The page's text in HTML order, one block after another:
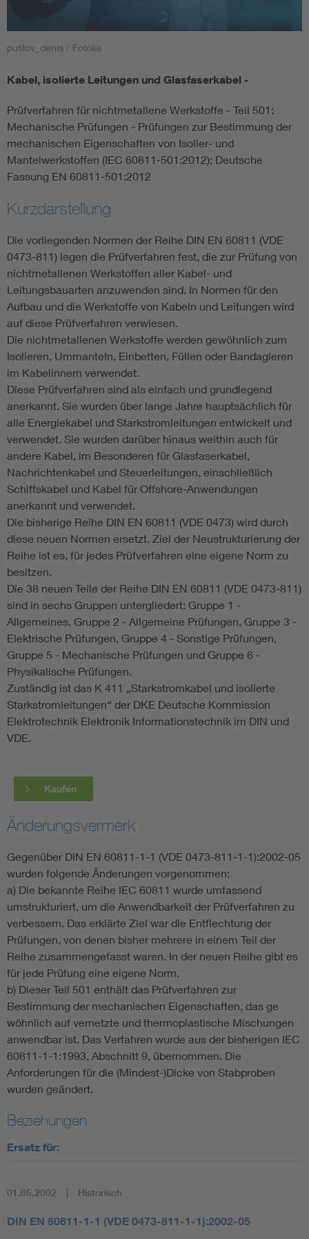
Smart Cities
Circular Economy für mehr Ressourceneffizienz
Cybersecurity in der Industrieautomatisierung
DIN VDE 0100 für sichere Elektroinstallationen
Elektrofachkraft (EFK)
putilov_denis / Fotolia
Kabel, isolierte Leitungen und Glasfaserkabel -
Prüfverfahren für nichtmetallene Werkstoffe - Teil 501:
Mechanische Prüfungen - Prüfungen zur Bestimmung der
mechanischen Eigenschaften von Isolier- und
Mantelwerkstoffen (IEC 60811-501:2012); Deutsche
Fassung EN 60811-501:2012
Kurzdarstellung
Die vorliegenden Normen der Reihe DIN EN 60811 (VDE
0473-811) legen die Prüfverfahren fest, die zur Prüfung von
nichtmetallenen Werkstoffen aller Kabel- und
Leitungsbauarten anzuwenden sind. In Normen für den
Aufbau und die Werkstoffe von Kabeln und Leitungen wird
auf diese Prüfverfahren verwiesen.
Die nichtmetallenen Werkstoffe werden gewöhnlich zum
Isolieren, Ummanteln, Einbetten, Füllen oder Bandagieren
im Kabelinnern verwendet.
Diese Prüfverfahren sind als einfach und grundlegend
anerkannt. Sie wurden über lange Jahre hauptsächlich für
alle Energiekabel und Starkstromleitungen entwickelt und
verwendet. Sie wurden darüber hinaus weithin auch für
andere Kabel, im Besonderen für Glasfaserkabel,
Nachrichtenkabel und Steuerleitungen, einschließlich
Schiffskabel und Kabel für Offshore-Anwendungen
anerkannt und verwendet.
Die bisherige Reihe DIN EN 60811 (VDE 0473) wird durch
diese neuen Normen ersetzt. Ziel der Neustrukturierung der
Reihe ist es, für jedes Prüfverfahren eine eigene Norm zu
besitzen.
Die 38 neuen Teile der Reihe DIN EN 60811 (VDE 0473-811)
sind in sechs Gruppen untergliedert: Gruppe 1 -
Allgemeines, Gruppe 2 - Allgemeine Prüfungen, Gruppe 3 -
Elektrische Prüfungen, Gruppe 4 - Sonstige Prüfungen,
Gruppe 5 - Mechanische Prüfungen und Gruppe 6 -
Physikalische Prüfungen.
Zuständig ist das K 411 „Starkstromkabel und isolierte
Starkstromleitungen“ der DKE Deutsche Kommission
Elektrotechnik Elektronik Informationstechnik im DIN und
VDE.
Kaufen
Änderungsvermerk
Gegenüber DIN EN 60811-1-1 (VDE 0473-811-1-1):2002-05
wurden folgende Änderungen vorgenommen:
a) Die bekannte Reihe IEC 60811 wurde umfassend
umstrukturiert, um die Anwendbarkeit der Prüfverfahren zu
verbessern. Das erklärte Ziel war die Entflechtung der
Prüfungen, von denen bisher mehrere in einem Teil der
Reihe zusammengefasst waren. In der neuen Reihe gibt es
für jede Prüfung eine eigene Norm.
b) Dieser Teil 501 enthält das Prüfverfahren zur
Bestimmung der mechanischen Eigenschaften, das ge
wöhnlich auf vernetzte und thermoplastische Mischungen
anwendbar ist. Das Verfahren wurde aus der bisherigen IEC
60811-1-1:1993, Abschnitt 9, übernommen. Die
Anforderungen für die (Mindest-)Dicke von Stabproben
wurden geändert.
Beziehungen
Ersatz für:
01.05.2002 Historisch
DIN EN 60811-1-1 (VDE 0473-811-1-1):2002-05